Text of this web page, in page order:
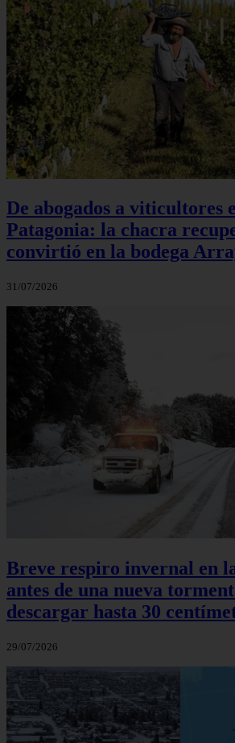
De abogados a viticultores
Patagonia: la chacra
convirtió en la bodega
31/07/2026
Breve respiro invernal en
antes de una nueva
descargar hasta 30
29/07/2026